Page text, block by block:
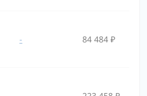
- 84 484 ₽